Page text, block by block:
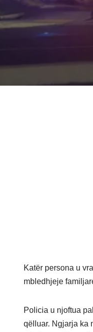
Katër persona u
mbledhjeje
Policia u njoftua
qëlluar. Ngjarja ka